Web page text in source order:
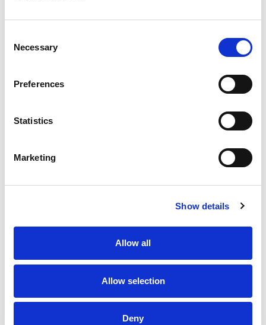
Selection
Necessary
Preferences
Statistics
Marketing
Show details
Allow all
Allow selection
Deny
account aan te maken.